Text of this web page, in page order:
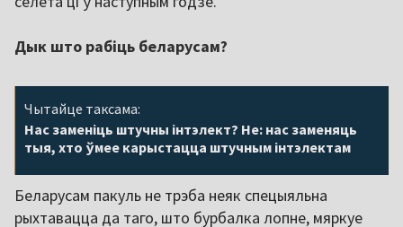
Дык што рабіць беларусам?
Чытайце таксама:
Нас заменіць штучны інтэлект? Не: нас заменяць
тыя, хто ўмее карыстацца штучным інтэлектам
Беларусам пакуль не трэба неяк спецыяльна
рыхтавацца да таго, што бурбалка лопне, мяркуе